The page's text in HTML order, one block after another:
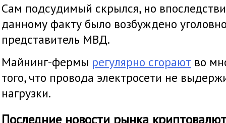
Сам подсудимый скрылся, но
данному факту было возбуждено
представитель МВД.
Майнинг-фермы регулярно сгорают во
того, что провода электросети не
нагрузки.
Последние новости рынка криптовалют